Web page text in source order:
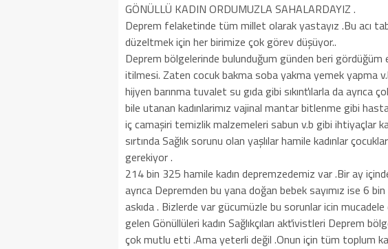
GÖNÜLLÜ KADIN ORDUMUZLA SAHALARDAYIZ .
Deprem felaketinde tüm millet olarak yastayız .Bu acı
düzeltmek için her birimize çok görev düşüyor..
Deprem bölgelerinde bulunduğum günden beri gördüğüm
itilmesi. Zaten cocuk bakma soba yakma yemek yapma
hijyen barınma tuvalet su gıda gibi sıkınťılarla da ayrıca
bile utanan kadınlarimız vajinal mantar bitlenme gibi
iç camaşiri temizlik malzemeleri sabun v.b gibi ihtiyaçlar
sırtında Sağlık sorunu olan yaşlılar hamile kadınlar
gerekiyor .
214 bin 325 hamile kadın depremzedemiz var .Bir ay
ayrıca Depremden bu yana doğan bebek sayımız ise 6
askıda . Bizlerde var gücumüzle bu sorunlar icin
gelen Gönüllüleri kadın Sağlıkçıları akťivistleri Deprem
çok mutlu etti .Ama yeterli değil .Onun için tüm toplum